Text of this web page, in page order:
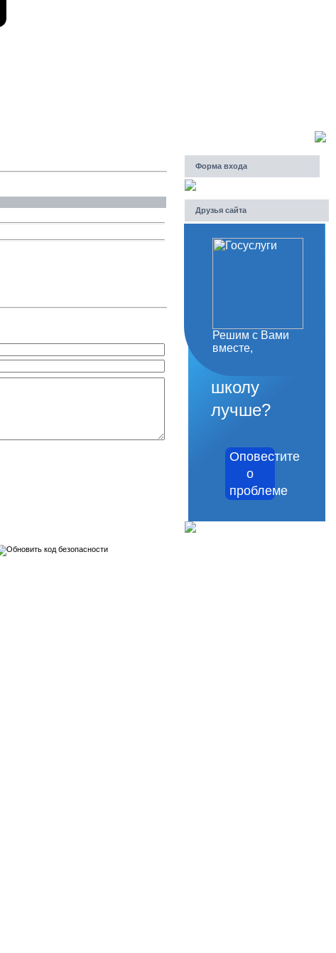
Форма входа
Друзья сайта
Решим с Вами
вместе,
как
школу
лучше?
Оповестите
о
проблеме